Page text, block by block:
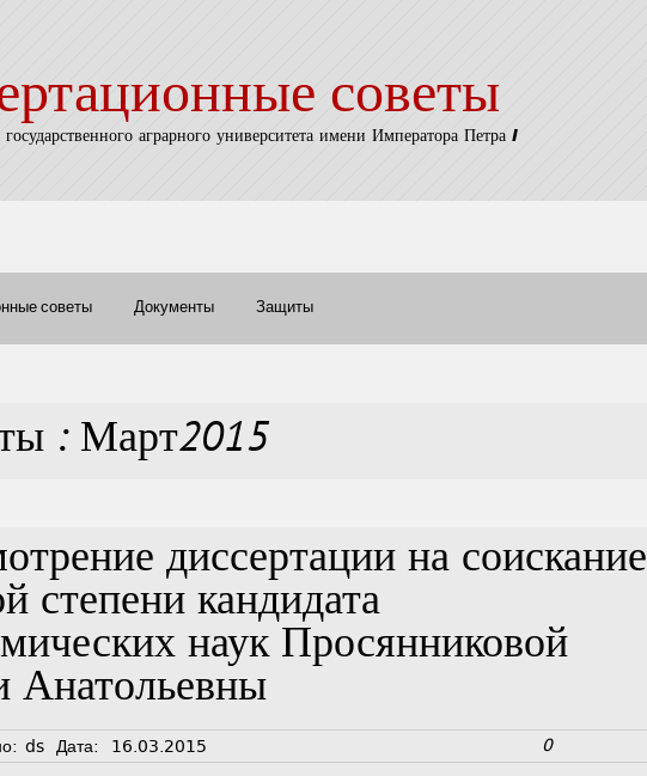
советы
аграрного университета имени Императора Петра I
советы Документы Защиты
: Март2015
диссертации на соискание
степени кандидата
наук Просянниковой
ds Дата: 16.03.2015 0